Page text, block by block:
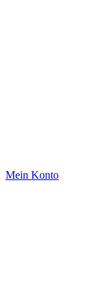
Mein Konto